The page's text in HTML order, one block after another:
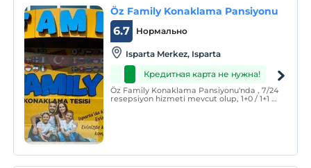
Öz Family Konaklama Pansiyonu
Нормально
6.7
Isparta Merkez, Isparta
Кредитная карта не нужна!
Öz Family Konaklama Pansiyonu'nda , 7/24
resepsiyon hizmeti mevcut olup, 1+0 / 1+1 /